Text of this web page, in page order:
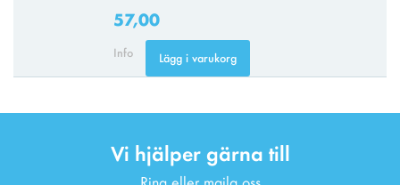
57,00
Info Lägg i varukorg
Vi hjälper gärna till